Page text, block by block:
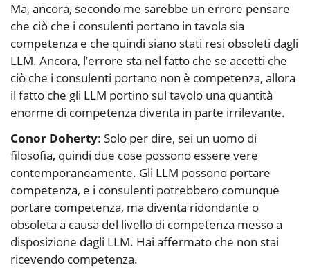
Ma, ancora, secondo me sarebbe un errore pensare
che ciò che i consulenti portano in tavola sia
competenza e che quindi siano stati resi obsoleti dagli
LLM. Ancora, l’errore sta nel fatto che se accetti che
ciò che i consulenti portano non è competenza, allora
il fatto che gli LLM portino sul tavolo una quantità
enorme di competenza diventa in parte irrilevante.
Conor Doherty: Solo per dire, sei un uomo di
filosofia, quindi due cose possono essere vere
contemporaneamente. Gli LLM possono portare
competenza, e i consulenti potrebbero comunque
portare competenza, ma diventa ridondante o
obsoleta a causa del livello di competenza messo a
disposizione dagli LLM. Hai affermato che non stai
ricevendo competenza.